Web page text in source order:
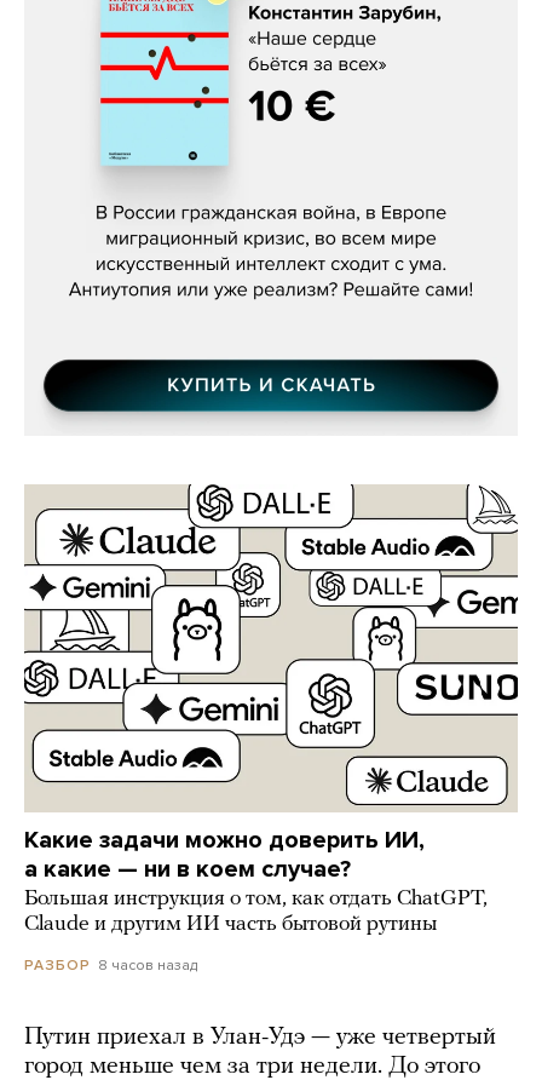
Константин Зарубин, «Наше сердце
Какие задачи можно доверить ИИ,
а какие — ни в коем случае?
Большая инструкция о том, как отдать ChatGPT,
Claude и другим ИИ часть бытовой рутины
РАЗБОР 8 часов назад
Путин приехал в Улан-Удэ — уже четвертый
город меньше чем за три недели. До этого